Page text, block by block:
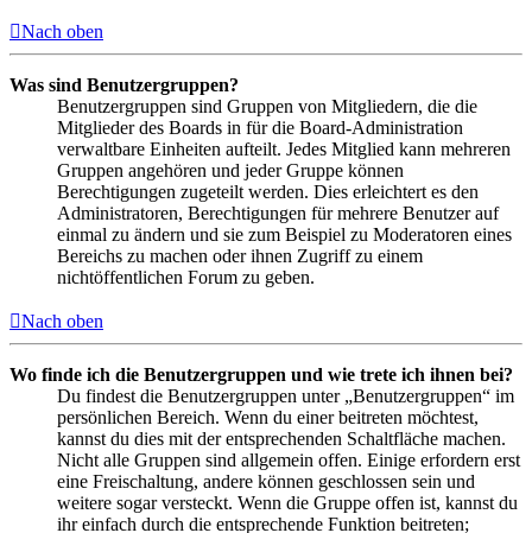
Nach oben
Was sind Benutzergruppen?
Benutzergruppen sind Gruppen von Mitgliedern, die die
Mitglieder des Boards in für die Board-Administration
verwaltbare Einheiten aufteilt. Jedes Mitglied kann mehreren
Gruppen angehören und jeder Gruppe können
Berechtigungen zugeteilt werden. Dies erleichtert es den
Administratoren, Berechtigungen für mehrere Benutzer auf
einmal zu ändern und sie zum Beispiel zu Moderatoren eines
Bereichs zu machen oder ihnen Zugriff zu einem
nichtöffentlichen Forum zu geben.
Nach oben
Wo finde ich die Benutzergruppen und wie trete ich ihnen bei?
Du findest die Benutzergruppen unter „Benutzergruppen“ im
persönlichen Bereich. Wenn du einer beitreten möchtest,
kannst du dies mit der entsprechenden Schaltfläche machen.
Nicht alle Gruppen sind allgemein offen. Einige erfordern erst
eine Freischaltung, andere können geschlossen sein und
weitere sogar versteckt. Wenn die Gruppe offen ist, kannst du
ihr einfach durch die entsprechende Funktion beitreten;